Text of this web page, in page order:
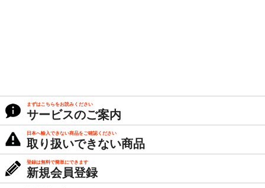
まずはこちらをお読みください
サービスのご案内
日本へ輸入できない商品をご確認ください
取り扱いできない商品
登録は無料で簡単にできます
新規会員登録